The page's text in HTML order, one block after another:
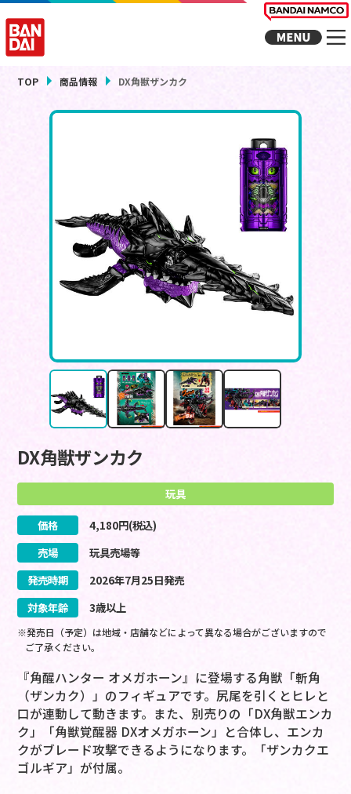
TOP 商品情報 DX角獣ザンカク
DX角獣ザンカク
玩具
価格 4,180円(税込)
売場
玩具売場等
発売時期
2026年7月25日発売
対象年齢
3歳以上
※発売日（予定）は地域・店舗などによって異なる場合がございますので
ご了承ください。
『角醒ハンター オメガホーン』に登場する角獣「斬角
（ザンカク）」のフィギュアです。尻尾を引くとヒレと
口が連動して動きます。また、別売りの「DX角獣エンカ
ク」「角獣覚醒器 DXオメガホーン」と合体し、エンカ
クがブレード攻撃できるようになります。「ザンカクエ
ゴルギア」が付属。